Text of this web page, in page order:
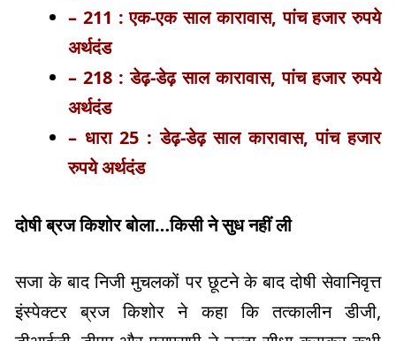
– 211 : एक-एक साल कारावास, पांच हजार रुपये
अर्थदंड
– 218 : डेढ़-डेढ़ साल कारावास, पांच हजार रुपये
अर्थदंड
– धारा 25 : डेढ़-डेढ़ साल कारावास, पांच हजार
रुपये अर्थदंड
दोषी ब्रज किशोर बोला…किसी ने सुध नहीं ली
सजा के बाद निजी मुचलकों पर छूटने के बाद दोषी सेवानिवृत्त
इंस्पेक्टर ब्रज किशोर ने कहा कि तत्कालीन डीजी,